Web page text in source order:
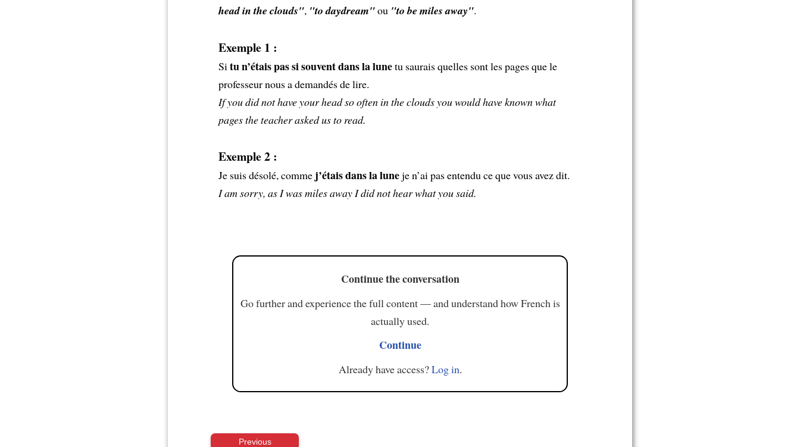
head in the clouds", "to daydream"ou "to be miles away".
Exemple 1 :
Si tu n’étais pas si souvent dans la lunetu saurais quelles sont les pages que le
professeur nous a demandés de lire.
If you did not have your head so often in the clouds you would have known what
pages the teacher asked us to read.
Exemple 2 :
Je suis désolé, comme j’étais dans la luneje n’ai pas entendu ce que vous avez dit.
I am sorry, as I was miles away I did not hear what you said.
Continue the conversation
Go further and experience the full content — and understand how French is
actually used.
Continue
Already have access?Log in.
Previous